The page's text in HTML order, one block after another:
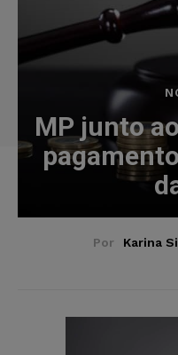
MP junto
Por Karina